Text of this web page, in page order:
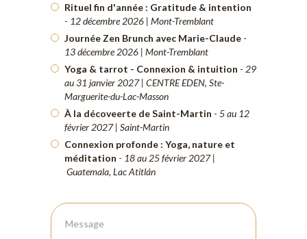
Rituel fin d'année : Gratitude & intention
- 12 décembre 2026 | Mont-Tremblant
Journée Zen Brunch avec Marie-Claude -
13 décembre 2026 | Mont-Tremblant
Yoga & tarrot - Connexion & intuition - 29
au 31 janvier 2027 | CENTRE EDEN, Ste-
Marguerite-du-Lac-Masson
À la décoveerte de Saint-Martin - 5 au 12
février 2027 | Saint-Martin
Connexion profonde : Yoga, nature et
méditation - 18 au 25 février 2027 |
Guatemala, Lac Atitlán